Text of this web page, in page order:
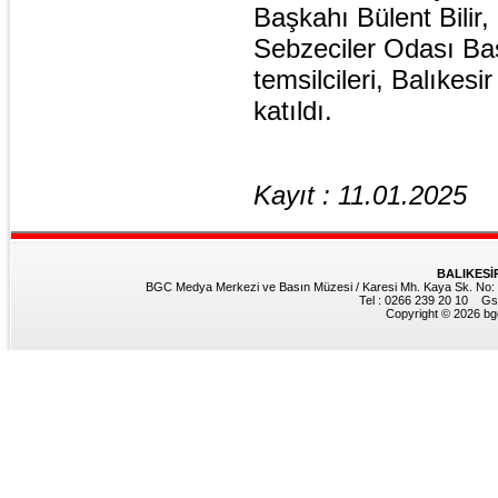
Başkahı Bülent Bilir,
Sebzeciler Odası
temsilcileri,
katıldı.
Kayıt : 11.01.2025
BGC Medya Merkezi ve Basın Müzesi / Karesi Mh. Kaya Sk.
Tel : 0266 239 20 10
Copyright © 2026